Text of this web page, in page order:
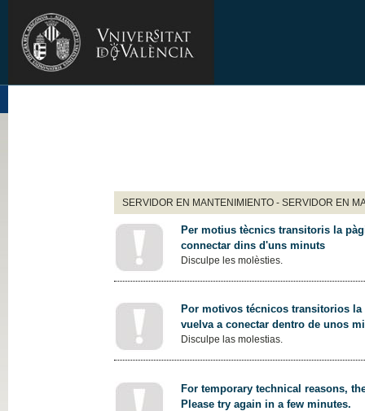
SERVIDOR EN MANTENIMIENTO - SERVIDOR EN
Per motius tècnics transitoris la
connectar dins d'uns minuts
Disculpe les molèsties.
Por motivos técnicos transitorios
vuelva a conectar dentro de unos
Disculpe las molestias.
For temporary technical reasons,
Please try again in a few minutes.